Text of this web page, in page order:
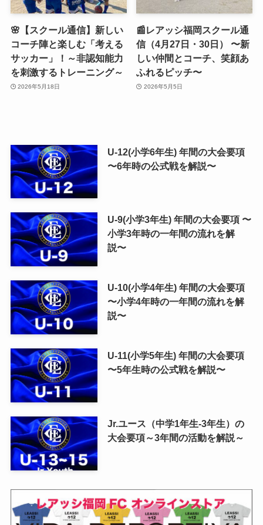
🌸【スクール通信】新しい
コーチ陣と楽しむ「考える
サッカー」！～非認知能力
を刺激するトレーニング～
2026年5月18日
📰レアッシ福岡スクール通
信（4月27日・30日） 〜新
しい仲間とコーチ、笑顔あ
ふれるピッチ〜
2026年5月5日
U-12(小学6年生) 年間の大会要項
〜6年時の公式戦を解説〜
U-9(小学3年生) 年間の大会要項 〜
小学3年時の一年間の流れを解
説〜
U-10(小学4年生) 年間の大会要項
〜小学4年時の一年間の流れを解
説〜
U-11(小学5年生) 年間の大会要項
〜5年生時の公式戦を解説〜
Jr.ユース（中学1年生-3年生）の
大会要項～3年間の活動を解説～